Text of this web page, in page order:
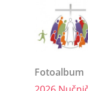
Fotoalbum